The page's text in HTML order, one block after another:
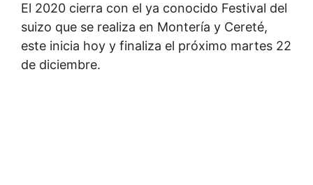
El 2020 cierra con el ya conocido Festival del
suizo que se realiza en Montería y Cereté,
este inicia hoy y finaliza el próximo martes 22
de diciembre.